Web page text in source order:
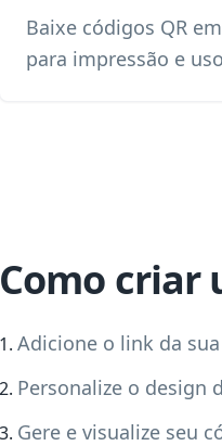
Baixe códigos QR
para impressão e
Como criar
Adicione o link da
Personalize o design
Gere e visualize seu